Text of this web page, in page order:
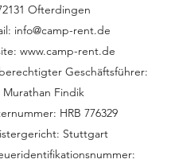
Ofterdingen
info@camp-rent.de
www.camp-rent.de
Geschäftsführer:
Murathan Findik
HRB 776329
Stuttgart